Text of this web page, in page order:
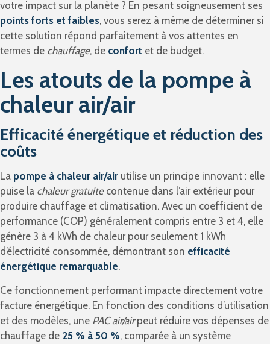
votre impact sur la planète ? En pesant soigneusement ses
points forts et faibles, vous serez à même de déterminer si
cette solution répond parfaitement à vos attentes en
termes de chauffage, de confort et de budget.
Les atouts de la pompe à
chaleur air/air
Efficacité énergétique et réduction des
coûts
La pompe à chaleur air/air utilise un principe innovant : elle
puise la chaleur gratuitecontenue dans l’air extérieur pour
produire chauffage et climatisation. Avec un coefficient de
performance (COP) généralement compris entre 3 et 4, elle
génère 3 à 4 kWh de chaleur pour seulement 1 kWh
d’électricité consommée, démontrant son efficacité
énergétique remarquable.
Ce fonctionnement performant impacte directement votre
facture énergétique. En fonction des conditions d’utilisation
et des modèles, une PAC air/airpeut réduire vos dépenses de
chauffage de 25 % à 50 %, comparée à un système